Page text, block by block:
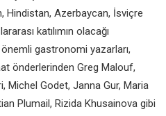
Hindistan, Azerbaycan, İsviçre
katılımın olacağı
gastronomi yazarları,
önderlerinden Greg Malouf,
Michel Godet, Janna Gur, Maria
Plumail, Rizida Khusainova gibi